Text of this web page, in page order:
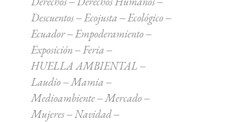
Descuentos
Ecojusta
Ecológico
Ecuador
Empoderamiento
Exposición
Feria
HUELLA AMBIENTAL
Laudio
Mamia
Medioambiente
Mercado
Mujeres
Navidad